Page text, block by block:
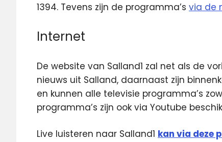
1394. Tevens zijn de programma’s via de
Internet
De website van Salland1 zal net als de
nieuws uit Salland, daarnaast zijn
en kunnen alle televisie programma’s
programma’s zijn ook via Youtube
Live luisteren naar Salland1 kan via deze